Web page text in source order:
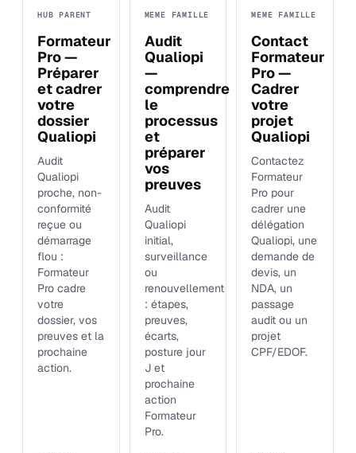
HUB PARENT
Formateur
Pro —
Préparer
et cadrer
votre
dossier
Qualiopi
Audit
Qualiopi
proche, non-
conformité
reçue ou
démarrage
flou :
Formateur
Pro cadre
votre
dossier, vos
preuves et la
prochaine
action.
MEME FAMILLE
Audit
Qualiopi
—
comprendre
le
processus
et
préparer
vos
preuves
Audit
Qualiopi
initial,
surveillance
ou
renouvellement
: étapes,
preuves,
écarts,
posture jour
J et
prochaine
action
Formateur
Pro.
MEME FAMILLE
Contact
Formateur
Pro —
Cadrer
votre
projet
Qualiopi
Contactez
Formateur
Pro pour
cadrer une
délégation
Qualiopi, une
demande de
devis, un
NDA, un
passage
audit ou un
projet
CPF/EDOF.